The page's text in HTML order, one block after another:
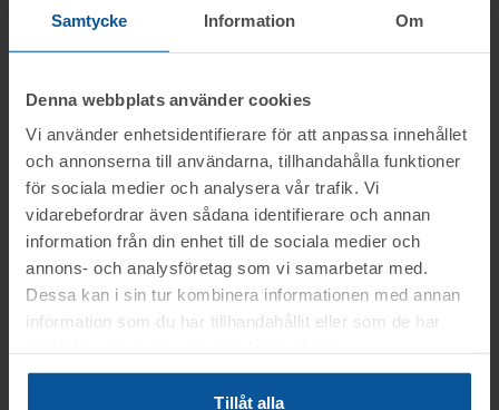
Samtycke Information Om
Denna webbplats använder cookies
Vi använder enhetsidentifierare för att anpassa innehållet
och annonserna till användarna, tillhandahålla funktioner
för sociala medier och analysera vår trafik. Vi
vidarebefordrar även sådana identifierare och annan
information från din enhet till de sociala medier och
annons- och analysföretag som vi samarbetar med.
Dessa kan i sin tur kombinera informationen med annan
information som du har tillhandahållit eller som de har
Tillåt alla
Objektet säljes i befintligt skick.
objektet vid angiven tid för visning.
OBS! Lagda bud kan inte tas bort!
Vid konkursutförsäljning gäller inte
konsumentköplagen (ex. ångerrätt). Se mer
info i registreringsavtalet.
Martin tel.nr: 0346-48771
Du kan alltid kontakta oss på 0346-48770 för
generella frågor om auktioner och rop.
Hallsberg
Tisdagen den 18 aug. mellan kl. 11:00-
12:00
aug. kl. 12.00
Betalning
Betalningen skall vara Toveks Auktioner AB
tillhandaSENAST 2026-08-21.
Avhämtning
Hallsberg